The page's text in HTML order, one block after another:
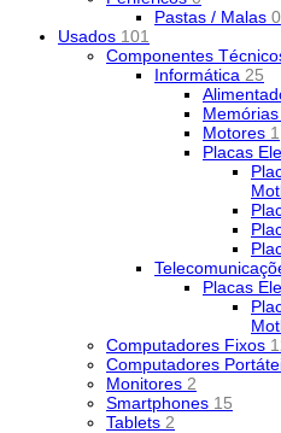
Pastas / Malas 0
Usados 101
Componentes
Informática 25
Motores 1
Placas
Placas
Computadores Fixos
Computadores
Monitores 2
Smartphones 15
Tablets 2